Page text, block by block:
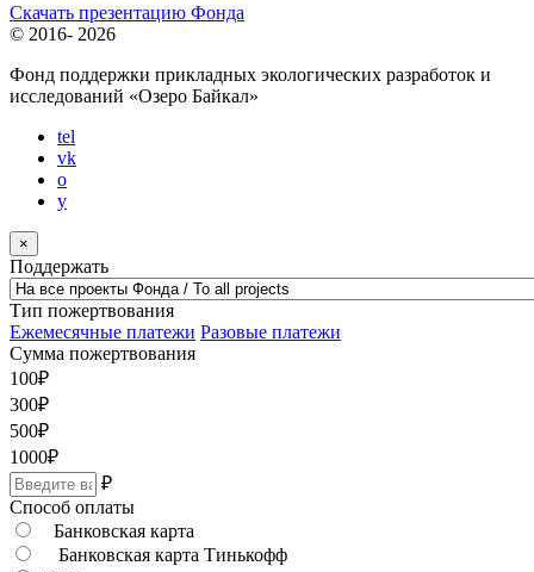
Скачать презентацию Фонда
© 2016- 2026
Фонд поддержки прикладных экологических разработок и
исследований «Озеро Байкал»
tel
vk
o
y
×
Поддержать
Тип пожертвования
Ежемесячные платежи Разовые платежи
Сумма пожертвования
100₽
300₽
500₽
1000₽
₽
Способ оплаты
Банковская карта
Банковская карта Тинькофф